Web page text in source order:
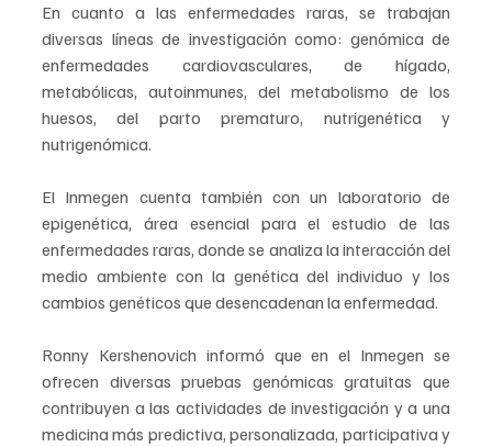
En cuanto a las enfermedades raras, se trabajan
diversas líneas de investigación como: genómica de
enfermedades cardiovasculares, de hígado,
metabólicas, autoinmunes, del metabolismo de los
huesos, del parto prematuro, nutrigenética y
nutrigenómica.
El Inmegen cuenta también con un laboratorio de
epigenética, área esencial para el estudio de las
enfermedades raras, donde se analiza la interacción del
medio ambiente con la genética del individuo y los
cambios genéticos que desencadenan la enfermedad.
Ronny Kershenovich informó que en el Inmegen se
ofrecen diversas pruebas genómicas gratuitas que
contribuyen a las actividades de investigación y a una
medicina más predictiva, personalizada, participativa y